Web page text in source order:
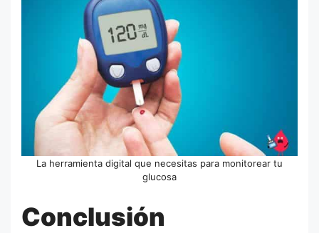
La herramienta digital que necesitas para monitorear tu
glucosa
Conclusión